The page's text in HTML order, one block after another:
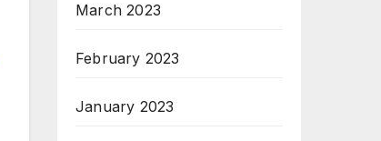
March 2023
February 2023
January 2023